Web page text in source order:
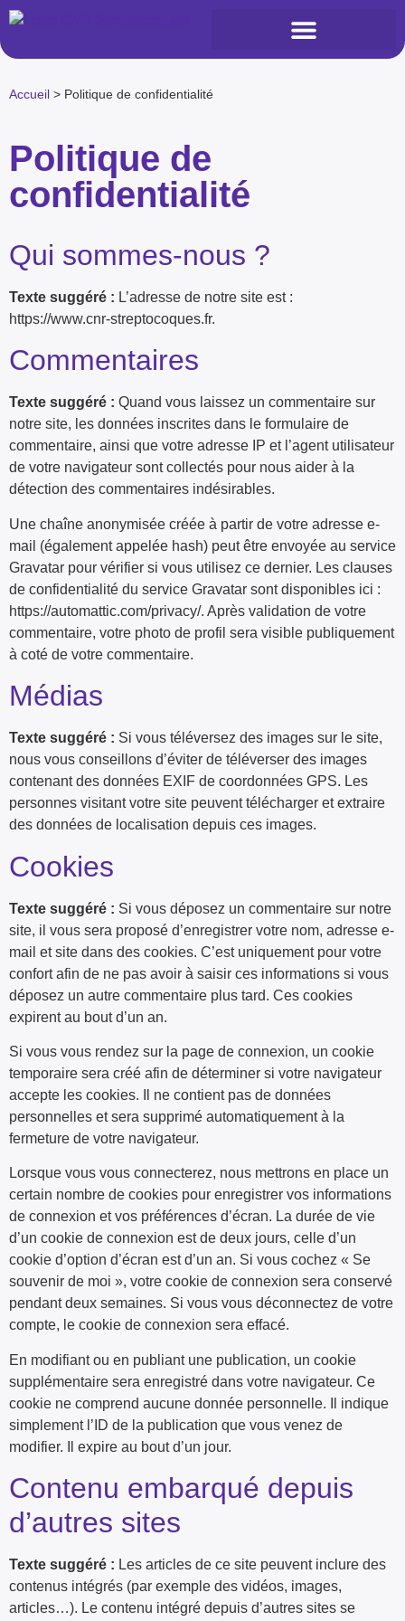
Accueil > Politique de confidentialité
Politique de
confidentialité
Qui sommes-nous ?
Texte suggéré : L’adresse de notre site est :
https://www.cnr-streptocoques.fr.
Commentaires
Texte suggéré : Quand vous laissez un commentaire sur
notre site, les données inscrites dans le formulaire de
commentaire, ainsi que votre adresse IP et l’agent utilisateur
de votre navigateur sont collectés pour nous aider à la
détection des commentaires indésirables.
Une chaîne anonymisée créée à partir de votre adresse e-
mail (également appelée hash) peut être envoyée au service
Gravatar pour vérifier si vous utilisez ce dernier. Les clauses
de confidentialité du service Gravatar sont disponibles ici :
https://automattic.com/privacy/. Après validation de votre
commentaire, votre photo de profil sera visible publiquement
à coté de votre commentaire.
Médias
Texte suggéré : Si vous téléversez des images sur le site,
nous vous conseillons d’éviter de téléverser des images
contenant des données EXIF de coordonnées GPS. Les
personnes visitant votre site peuvent télécharger et extraire
des données de localisation depuis ces images.
Cookies
Texte suggéré : Si vous déposez un commentaire sur notre
site, il vous sera proposé d’enregistrer votre nom, adresse e-
mail et site dans des cookies. C’est uniquement pour votre
confort afin de ne pas avoir à saisir ces informations si vous
déposez un autre commentaire plus tard. Ces cookies
expirent au bout d’un an.
Si vous vous rendez sur la page de connexion, un cookie
temporaire sera créé afin de déterminer si votre navigateur
accepte les cookies. Il ne contient pas de données
personnelles et sera supprimé automatiquement à la
fermeture de votre navigateur.
Lorsque vous vous connecterez, nous mettrons en place un
certain nombre de cookies pour enregistrer vos informations
de connexion et vos préférences d’écran. La durée de vie
d’un cookie de connexion est de deux jours, celle d’un
cookie d’option d’écran est d’un an. Si vous cochez « Se
souvenir de moi », votre cookie de connexion sera conservé
pendant deux semaines. Si vous vous déconnectez de votre
compte, le cookie de connexion sera effacé.
En modifiant ou en publiant une publication, un cookie
supplémentaire sera enregistré dans votre navigateur. Ce
cookie ne comprend aucune donnée personnelle. Il indique
simplement l’ID de la publication que vous venez de
modifier. Il expire au bout d’un jour.
Contenu embarqué depuis
d’autres sites
Texte suggéré : Les articles de ce site peuvent inclure des
contenus intégrés (par exemple des vidéos, images,
articles…). Le contenu intégré depuis d’autres sites se